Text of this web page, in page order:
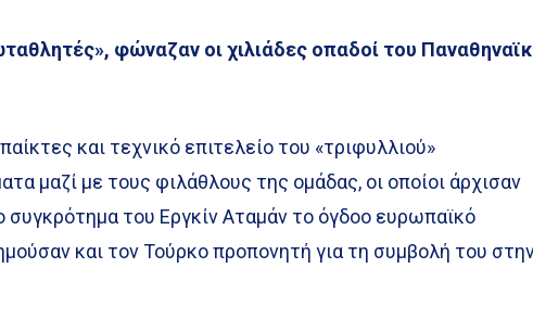
φώναζαν οι χιλιάδες οπαδοί του
και τεχνικό επιτελείο του «τριφυλλιού»
μαζί με τους φιλάθλους της ομάδας, οι οποίοι άρχισαν
συγκρότημα του Εργκίν Αταμάν το όγδοο ευρωπαϊκό
και τον Τούρκο προπονητή για τη συμβολή του